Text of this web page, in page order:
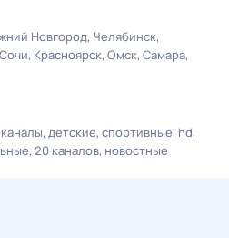
Новгород Челябинск
Сочи Красноярск Омск Самара
детские спортивные hd
20 каналов новостные